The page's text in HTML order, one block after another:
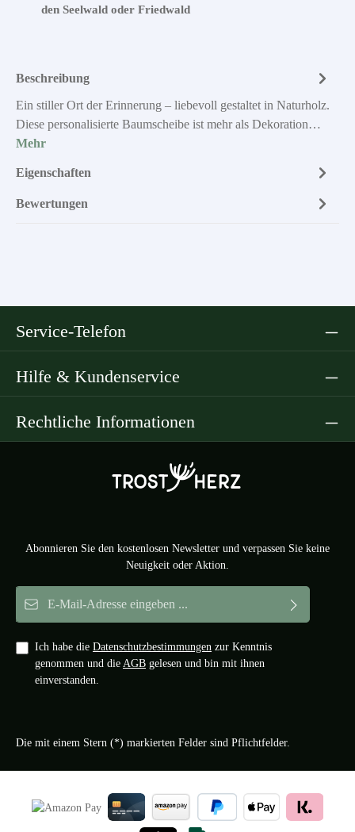
den Seelwald oder Friedwald
Beschreibung
Ein stiller Ort der Erinnerung – liebevoll gestaltet in Naturholz.
Diese personalisierte Baumscheibe ist mehr als Dekoration…
Mehr
Eigenschaften
Bewertungen
Service-Telefon
Hilfe & Kundenservice
Rechtliche Informationen
Abonnieren Sie den kostenlosen Newsletter und verpassen Sie keine
Neuigkeit oder Aktion.
Ich habe die Datenschutzbestimmungen zur Kenntnis
genommen und die AGB gelesen und bin mit ihnen
einverstanden.
Die mit einem Stern (*) markierten Felder sind Pflichtfelder.